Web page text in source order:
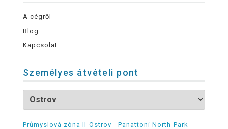
A cégről
Blog
Kapcsolat
Személyes átvételi pont
Průmyslová zóna II Ostrov - Panattoni North Park -